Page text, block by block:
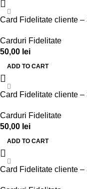
Card Fidelitate cliente
Carduri Fidelitate
50,00 lei
ADD TO CART
Card Fidelitate cliente
Carduri Fidelitate
50,00 lei
ADD TO CART
Card Fidelitate cliente